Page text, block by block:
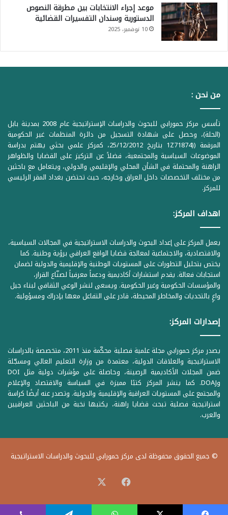
موعد إجراء الانتخابات بين مطرقة النصوص
الدستورية وسندان التفسيرات القضائية
10 نوفمبر، 2025
من نحن :
تأسس مركز حمورابي للبحوث والدراسات الإستراتيجية عام 2008 بمدينة بابل
(الحلة)، وحصل على شهادة التسجيل من دائرة المنظمات غير الحكومية
المرقمة ((1Z71874 بتاريخ 25/12/2012، كمركز علمي بحثي يهتم بدراسة
الموضوعات السياسية والمجتمعية، فضلاً عن التركيز على القضايا والظواهر
الراهنة والمحتملة في الشأن المحلي والإقليمي والدولي، ويتعامل مع باحثين
من مختلف التخصصات داخل العراق وخارجه، حيث تحتضن بغداد المقر الرئيسي
للمركز.
اهداف المركز:
يعمل المركز على إعداد البحوث والدراسات الاستراتيجية في المجالات السياسية،
والاقتصادية، والاجتماعية لمعالجة قضايا الواقع العراقي برؤية وطنية. كما
يختص بتحليل التطورات على المستويات الوطنية والإقليمية والدولية لضمان
استجابات فعالة. يقدم استشارات أكاديمية ودعماً معرفياً لصنّاع القرار،
والمؤسسات الحكومية وغير الحكومية. ويسعى لنشر الوعي الثقافي لبناء جيل
واعٍ بالتحديات والمخاطر المحيطة، قادر على التفاعل معها بإدراك ومسؤولية.
إصدارات المركز:
يصدر مركز حمورابي مجلة علمية فصلية محكّمة منذ 2011، متخصصة بالدراسات
الاستراتيجية والعلاقات الدولية، معتمدة من وزارة التعليم العالي ومسجّلة
ضمن المجلات الأكاديمية الرصينة، وحاصلة على مؤشرات دولية مثل DOI
وDOAJ. كما ينشر المركز كتبًا مميزة في السياسة والاقتصاد والإعلام
والمجتمع على المستويات العراقية والإقليمية والدولية. وتصدر عنه أيضًا كراسة
استراتيجية فصلية تبحث قضايا راهنة، يكتبها نخبة من الباحثين العراقيين
والعرب.
© جميع الحقوق محفوظة لدى مركز حمورابي للبحوث والدراسات الاستراتيجية
فيسبوك